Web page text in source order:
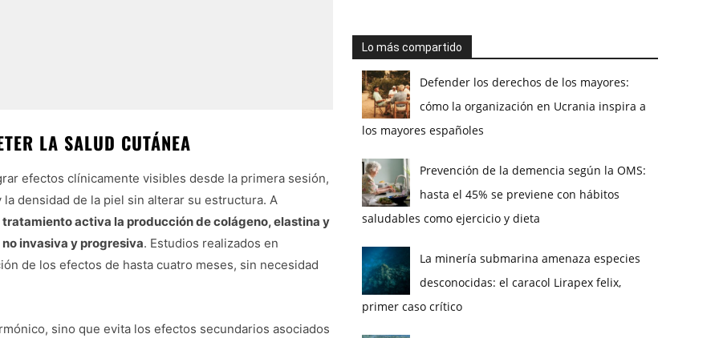
LA SALUD CUTÁNEA
efectos clínicamente visibles desde la primera sesión,
densidad de la piel sin alterar su estructura. A
tratamiento activa la producción de colágeno, elastina y
invasiva y progresiva. Estudios realizados en
de los efectos de hasta cuatro meses, sin necesidad
sino que evita los efectos secundarios asociados
Lo más compartido
Defender los derechos de los mayores:
cómo la organización en Ucrania inspira a
los mayores españoles
Prevención de la demencia según la OMS:
hasta el 45% se previene con hábitos
saludables como ejercicio y dieta
La minería submarina amenaza especies
desconocidas: el caracol Lirapex felix,
primer caso crítico